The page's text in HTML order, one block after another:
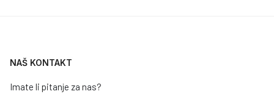
NAŠ KONTAKT
Imate li pitanje za nas?